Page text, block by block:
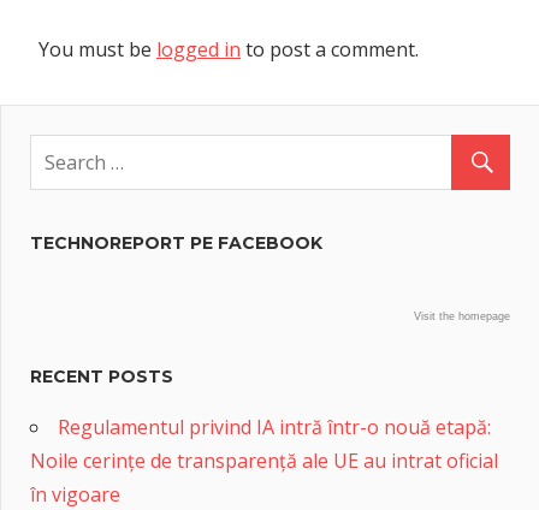
You must be logged in to post a comment.
TECHNOREPORT PE FACEBOOK
Visit the homepage
RECENT POSTS
Regulamentul privind IA intră într-o nouă etapă:
Noile cerințe de transparență ale UE au intrat oficial
în vigoare